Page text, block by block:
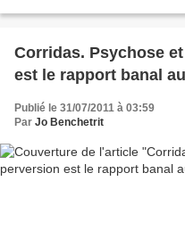
Corridas. Psychose
est le rapport banal
Publié le 31/07/2011 à 03:59
Par Jo Benchetrit